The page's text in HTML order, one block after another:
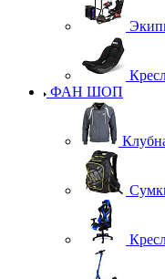
ФАН ШОП